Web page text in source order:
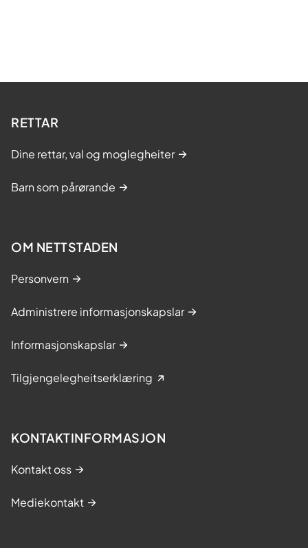
RETTAR
Dine rettar, val og moglegheiter
Barn som pårørande
OM NETTSTADEN
Personvern
Administrere informasjonskapslar
Informasjonskapslar
Tilgjengelegheitserklæring
KONTAKTINFORMASJON
Kontakt oss
Mediekontakt